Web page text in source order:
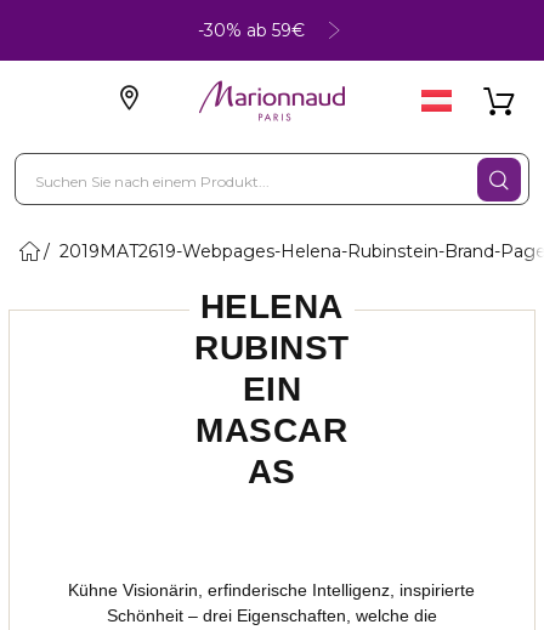
-30% ab 59€
2019MAT2619-Webpages-Helena-Rubinstein-Brand-
HELENA
RUBINST
EIN
MASCAR
AS
Kühne Visionärin, erfinderische Intelligenz, inspirierte
Schönheit – drei Eigenschaften, welche die